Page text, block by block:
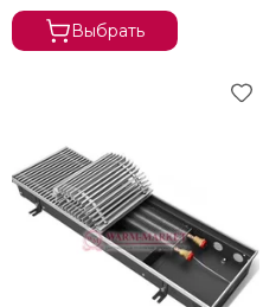
Выбрать